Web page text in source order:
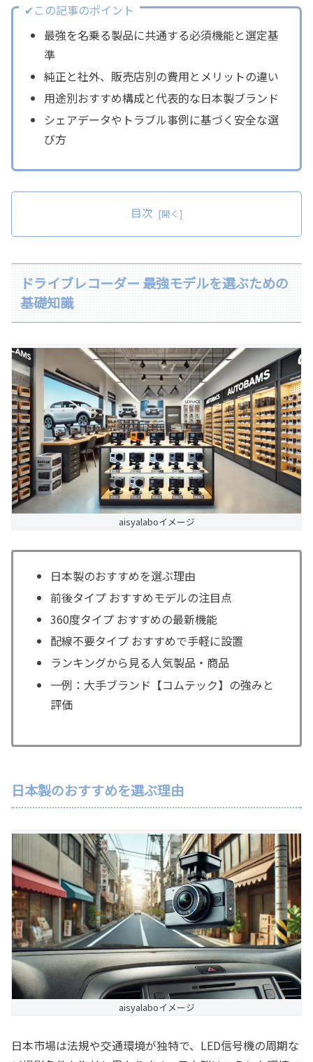
✔この記事のポイント
最強を名乗る製品に共通する必須機能と選定基
準
純正と社外、販売店別の費用とメリットの違い
用途別おすすめ構成と代表的な日本製ブランド
シェアデータやトラブル事例に基づく安全な選
び方
目次
ドライブレコーダー 最強モデルを選ぶための
基礎知識
aisyalaboイメージ
日本製のおすすめを選ぶ理由
前後タイプ おすすめモデルの注目点
360度タイプ おすすめの最新機能
配線不要タイプ おすすめで手軽に設置
ランキングから見る人気製品・商品
一例：大手ブランド【コムテック】の強みと
評価
日本製のおすすめを選ぶ理由
aisyalaboイメージ
日本市場は法規や交通環境が独特で、LED信号機の周期な